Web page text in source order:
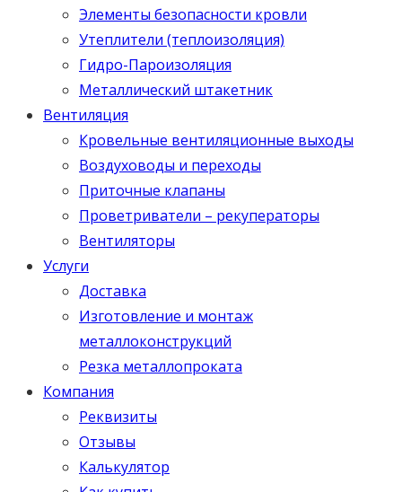
Элементы безопасности кровли
Утеплители (теплоизоляция)
Гидро-Пароизоляция
Металлический штакетник
Вентиляция
Кровельные вентиляционные выходы
Воздуховоды и переходы
Приточные клапаны
Проветриватели – рекуператоры
Вентиляторы
Услуги
Доставка
Изготовление и монтаж
металлоконструкций
Резка металлопроката
Компания
Реквизиты
Отзывы
Калькулятор